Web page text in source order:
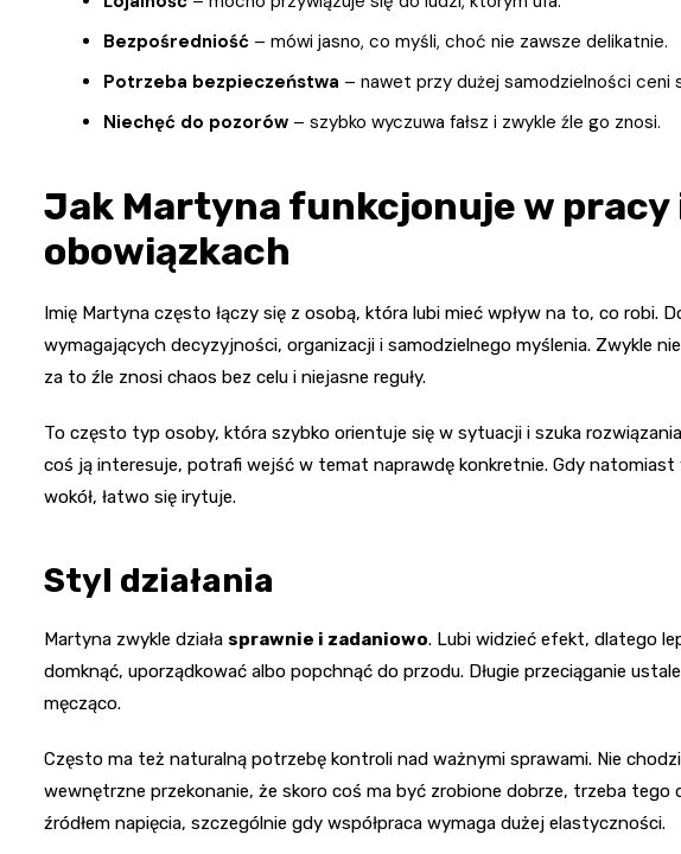
Bezpośredniość – mówi jasno, co myśli, choć nie zawsze delikatnie.
Potrzeba bezpieczeństwa – nawet przy dużej samodzielności ceni
Niechęć do pozorów – szybko wyczuwa fałsz i zwykle źle go znosi.
Jak Martyna funkcjonuje w pracy
obowiązkach
Imię Martyna często łączy się z osobą, która lubi mieć wpływ na to, co robi.
wymagających decyzyjności, organizacji i samodzielnego myślenia. Zwykle
za to źle znosi chaos bez celu i niejasne reguły.
To często typ osoby, która szybko orientuje się w sytuacji i szuka
coś ją interesuje, potrafi wejść w temat naprawdę konkretnie. Gdy natomiast
wokół, łatwo się irytuje.
Styl działania
Martyna zwykle działa sprawnie i zadaniowo. Lubi widzieć efekt, dlatego
domknąć, uporządkować albo popchnąć do przodu. Długie przeciąganie
męcząco.
Często ma też naturalną potrzebę kontroli nad ważnymi sprawami. Nie
wewnętrzne przekonanie, że skoro coś ma być zrobione dobrze, trzeba tego
źródłem napięcia, szczególnie gdy współpraca wymaga dużej elastyczności.